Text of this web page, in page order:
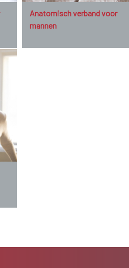
Anatomisch verband voor
mannen